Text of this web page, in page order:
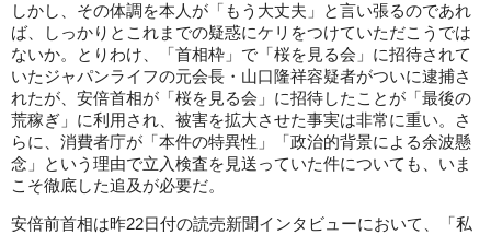
しかし、その体調を本人が「もう大丈夫」と言い張るのであれ
ば、しっかりとこれまでの疑惑にケリをつけていただこうでは
ないか。とりわけ、「首相枠」で「桜を見る会」に招待されて
いたジャパンライフの元会長・山口隆祥容疑者がついに逮捕さ
れたが、安倍首相が「桜を見る会」に招待したことが「最後の
荒稼ぎ」に利用され、被害を拡大させた事実は非常に重い。さ
らに、消費者庁が「本件の特異性」「政治的背景による余波懸
念」という理由で立入検査を見送っていた件についても、いま
こそ徹底した追及が必要だ。
安倍前首相は昨22日付の読売新聞インタビューにおいて、「私